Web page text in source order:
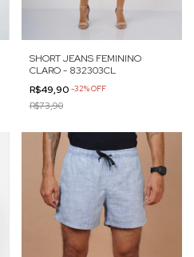
SHORT JEANS FEMININO
CLARO - 832303CL
R$49,90 -32%OFF
R$73,90